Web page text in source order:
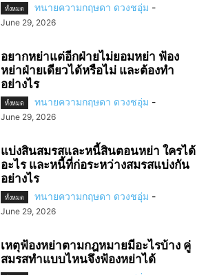
ทั้งหมด ทนายความกฤษดา ดวงชอุ่ม -
June 29, 2026
อยากหย่าแต่อีกฝ่ายไม่ยอมหย่า ฟ้อง
หย่าฝ่ายเดียวได้หรือไม่ และต้องทำ
อย่างไร
ทั้งหมด ทนายความกฤษดา ดวงชอุ่ม -
June 29, 2026
แบ่งสินสมรสและหนี้สินตอนหย่า ใครได้
อะไร และหนี้ที่ก่อระหว่างสมรสแบ่งกัน
อย่างไร
ทั้งหมด ทนายความกฤษดา ดวงชอุ่ม -
June 29, 2026
เหตุฟ้องหย่าตามกฎหมายมีอะไรบ้าง คู่
สมรสทำแบบไหนจึงฟ้องหย่าได้